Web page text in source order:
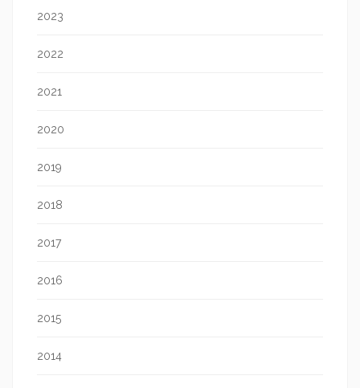
2023
2022
2021
2020
2019
2018
2017
2016
2015
2014